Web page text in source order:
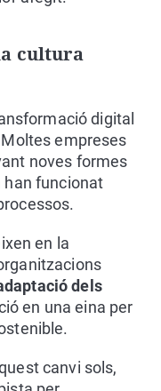
cultura
digital
empreses
noves formes
han funcionat
en la
dels
en una eina per
canvi sols,